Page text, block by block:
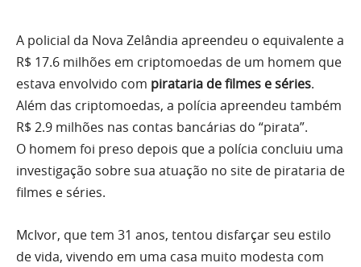
A policial da Nova Zelândia apreendeu o equivalente a
R$ 17.6 milhões em criptomoedas de um homem que
estava envolvido com pirataria de filmes e séries.
Além das criptomoedas, a polícia apreendeu também
R$ 2.9 milhões nas contas bancárias do “pirata”.
O homem foi preso depois que a polícia concluiu uma
investigação sobre sua atuação no site de pirataria de
filmes e séries.
McIvor, que tem 31 anos, tentou disfarçar seu estilo
de vida, vivendo em uma casa muito modesta com